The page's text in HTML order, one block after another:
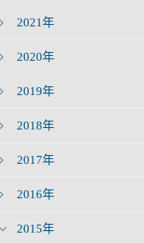
2021年
2020年
2019年
2018年
2017年
2016年
2015年